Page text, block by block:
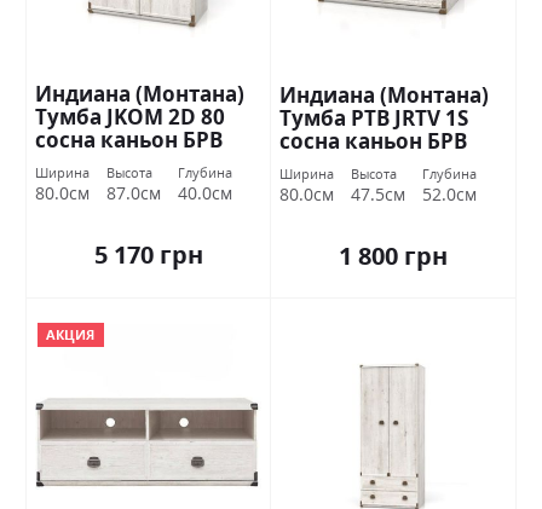
Индиана (Монтана)
Тумба JKOM 2D 80
сосна каньон БРВ
Украина
Ширина
80.0см
Высота
87.0см
Глубина
40.0см
5 170 грн
Индиана (Монтана)
Тумба РТВ JRTV 1S
сосна каньон БРВ
Украина
Ширина
80.0см
Высота
47.5см
Глубина
52.0см
1 800 грн
АКЦИЯ